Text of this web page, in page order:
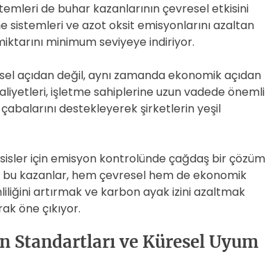
de buhar kazanlarının çevresel etkisini
ve azot oksit emisyonlarını azaltan
minimum seviyeye indiriyor.
açıdan değil, aynı zamanda ekonomik açıdan
işletme sahiplerine uzun vadede önemli
destekleyerek şirketlerin yeşil
için emisyon kontrolünde çağdaş bir çözüm
kazanlar, hem çevresel hem de ekonomik
artırmak ve karbon ayak izini azaltmak
öne çıkıyor.
Standartları ve Küresel Uyum